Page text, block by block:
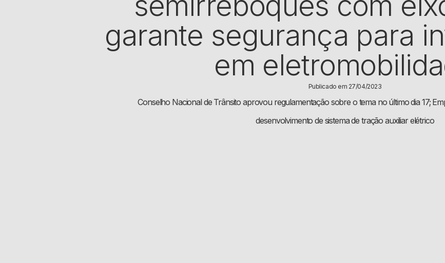
garante segurança para
em
Publicado em 27/04/2023
Conselho Nacional de Trânsito aprovou regulamentação sobre o tema no último dia 17;
desenvolvimento de sistema de tração auxiliar elétrico